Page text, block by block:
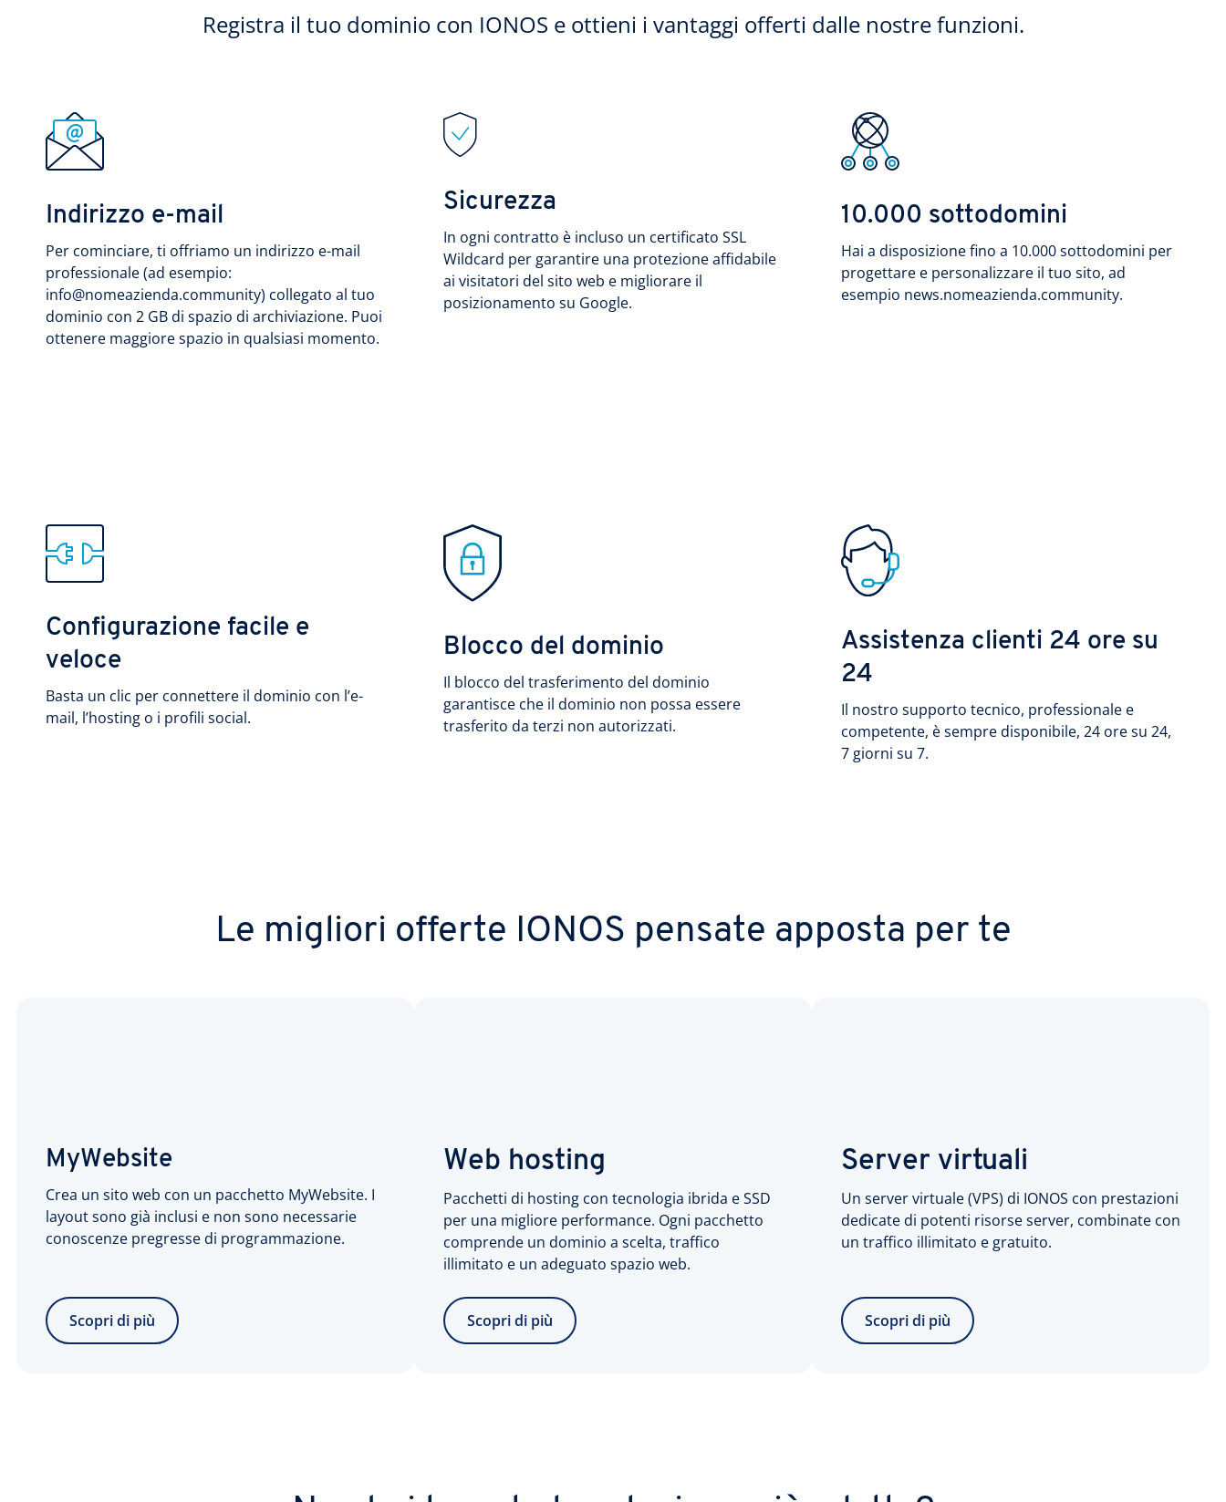
Registra il tuo dominio con IONOS e ottieni i vantaggi offerti dalle nostre funzioni.
Indirizzo e-mail
Per cominciare, ti offriamo un indirizzo e-mail
professionale (ad esempio:
info@nomeazienda.community) collegato al tuo
dominio con 2 GB di spazio di archiviazione. Puoi
ottenere maggiore spazio in qualsiasi momento.
Sicurezza
In ogni contratto è incluso un certificato SSL
Wildcard per garantire una protezione affidabile
ai visitatori del sito web e migliorare il
posizionamento su Google.
10.000 sottodomini
Hai a disposizione fino a 10.000 sottodomini per
progettare e personalizzare il tuo sito, ad
esempio news.nomeazienda.community.
Configurazione facile e
veloce
Basta un clic per connettere il dominio con l’e-
mail, l’hosting o i profili social.
Blocco del dominio
Il blocco del trasferimento del dominio
garantisce che il dominio non possa essere
trasferito da terzi non autorizzati.
Assistenza clienti 24 ore su
24
Il nostro supporto tecnico, professionale e
competente, è sempre disponibile, 24 ore su 24,
7 giorni su 7.
Le migliori offerte IONOS pensate apposta per te
MyWebsite
Crea un sito web con un pacchetto MyWebsite. I
layout sono già inclusi e non sono necessarie
conoscenze pregresse di programmazione.
Scopri di più
Web hosting
Pacchetti di hosting con tecnologia ibrida e SSD
per una migliore performance. Ogni pacchetto
comprende un dominio a scelta, traffico
illimitato e un adeguato spazio web.
Scopri di più
Server virtuali
Un server virtuale (VPS) di IONOS con prestazioni
dedicate di potenti risorse server, combinate con
un traffico illimitato e gratuito.
Scopri di più